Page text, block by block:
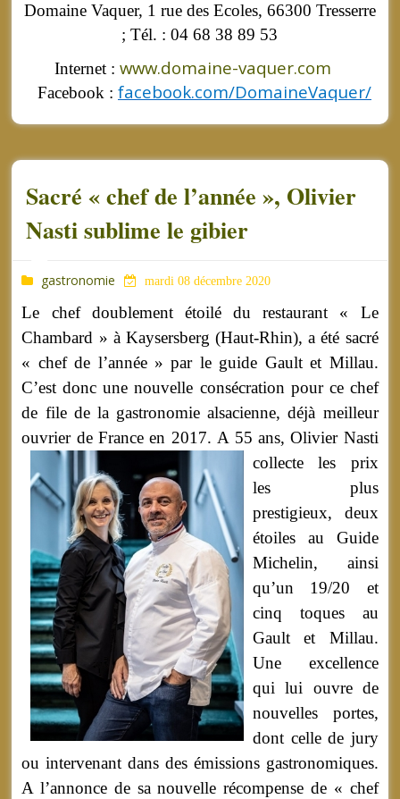
Domaine Vaquer, 1 rue des Ecoles, 66300 Tresserre
;Tél. : 04 68 38 89 53
Internet :www.domaine-vaquer.com
Facebook : facebook.com/DomaineVaquer/
​​​​​​​Sacré « chef de l’année », Olivier
Nasti sublime le gibier
gastronomie mardi 08 décembre 2020
Le chef doublement étoilé du restaurant « Le
Chambard » à Kaysersberg (Haut-Rhin), a été sacré
« chef de l’année » par le guide Gault et Millau.
C’est donc une nouvelle consécration pour ce chef
de file de la gastronomie alsacienne, déjà meilleur
ouvrier de France en 2017. A 55 ans, Olivier Nasti
collecte les prix
les plus
prestigieux, deux
étoiles au Guide
Michelin, ainsi
qu’un 19/20 et
cinq toques au
Gault et Millau.
Une excellence
qui lui ouvre de
nouvelles portes,
dont celle de jury
ou intervenant dans des émissions gastronomiques.
A l’annonce de sa nouvelle récompense de « chef